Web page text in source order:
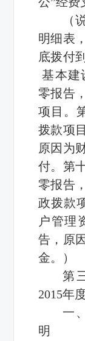
（
明细表
底拨付
基本建
零报告
项目。
拨款项
原因为
付。第
零报告
政拨款
户管理
告，原
金。）
第
2015年
一
明